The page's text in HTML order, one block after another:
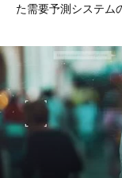
た需要予測システム